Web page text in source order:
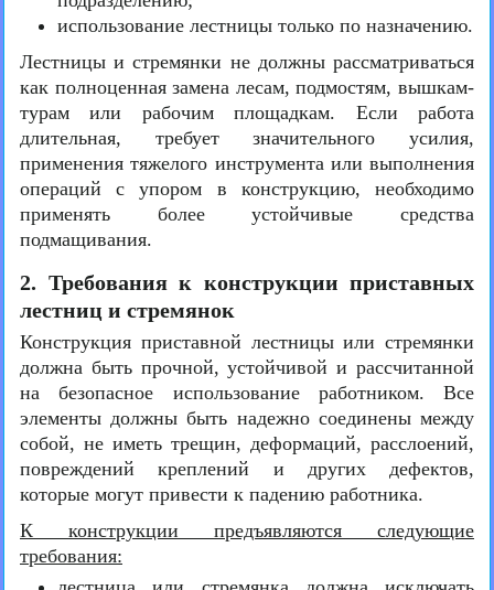
использование лестницы только по назначению.
Лестницы и стремянки не должны рассматриваться
как полноценная замена лесам, подмостям, вышкам-
турам или рабочим площадкам. Если работа
длительная, требует значительного усилия,
применения тяжелого инструмента или выполнения
операций с упором в конструкцию, необходимо
применять более устойчивые средства
подмащивания.
2. Требования к конструкции приставных
лестниц и стремянок
Конструкция приставной лестницы или стремянки
должна быть прочной, устойчивой и рассчитанной
на безопасное использование работником. Все
элементы должны быть надежно соединены между
собой, не иметь трещин, деформаций, расслоений,
повреждений креплений и других дефектов,
которые могут привести к падению работника.
К конструкции предъявляются следующие
требования: